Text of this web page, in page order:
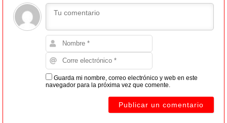
Guarda mi nombre, correo electrónico y web en este
navegador para la próxima vez que comente.